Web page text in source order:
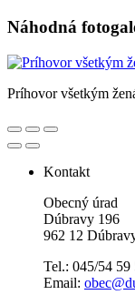
Náhodná
Príhovor všetkým
Kontakt
Obecný úrad
Dúbravy 196
962 12
Tel.: 045/54 59
Email: